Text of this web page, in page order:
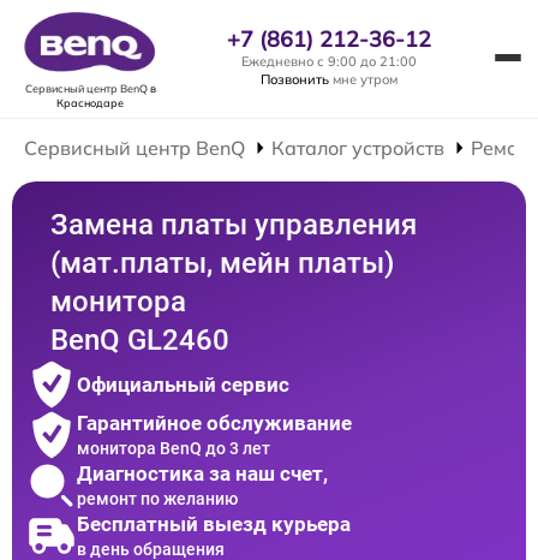
Сервисный центр BenQв
Краснодаре
+7 (861) 212-36-12
Ежедневно с 9:00 до 21:00
Позвонить мне утром
Сервисный центр BenQ Каталог устройств
Замена платы управления
(мат.платы, мейн платы)
монитора
BenQ GL2460
Официальный сервис
Гарантийное обслуживание
монитора BenQ до 3 лет
Диагностика за наш счет,
ремонт по желанию
Бесплатный выезд курьера
в день обращения